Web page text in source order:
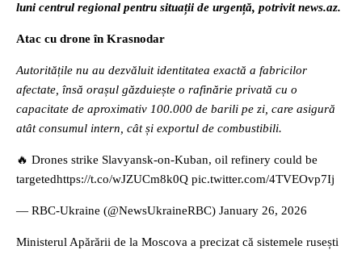
luni centrul regional pentru situații de urgență, potrivit news.az.
Atac cu drone în Krasnodar
Autoritățile nu au dezvăluit identitatea exactă a fabricilor
afectate, însă orașul găzduiește o rafinărie privată cu o
capacitate de aproximativ 100.000 de barili pe zi, care asigură
atât consumul intern, cât și exportul de combustibili.
🔥 Drones strike Slavyansk-on-Kuban, oil refinery could be
targetedhttps://t.co/wJZUCm8k0Q pic.twitter.com/4TVEOvp7Ij
— RBC-Ukraine (@NewsUkraineRBC) January 26, 2026
Ministerul Apărării de la Moscova a precizat că sistemele rusești